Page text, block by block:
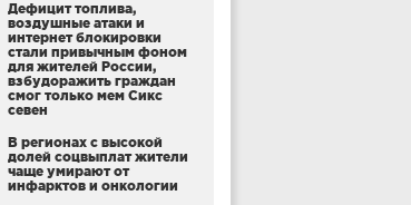
Дефицит топлива,
воздушные атаки и
интернет блокировки
стали привычным фоном
для жителей России,
взбудоражить граждан
смог только мем Сикс
севен
В регионах с высокой
долей соцвыплат жители
чаще умирают от
инфарктов и онкологии